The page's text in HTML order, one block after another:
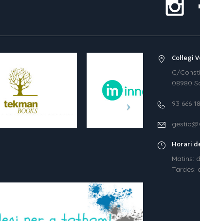
Col·legi
C/
08980
93 666
Horari
Matins:
Tardes: